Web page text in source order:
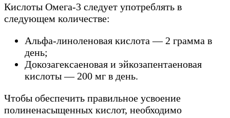
Кислоты Омега-3 следует употреблять в
следующем количестве:
Альфа-линоленовая кислота — 2 грамма в
день;
Докозагексаеновая и эйкозапентаеновая
кислоты — 200 мг в день.
Чтобы обеспечить правильное усвоение
полиненасыщенных кислот, необходимо